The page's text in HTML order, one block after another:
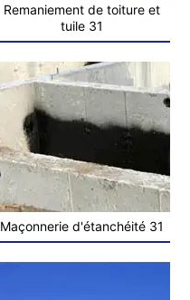
Remaniement de toiture et
tuile 31
Maçonnerie d'étanchéité 31